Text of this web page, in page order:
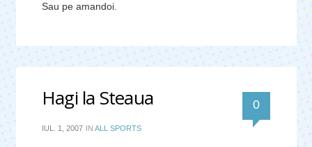
Sau pe amandoi.
Hagi la Steaua 0
IUL. 1, 2007 IN ALL SPORTS